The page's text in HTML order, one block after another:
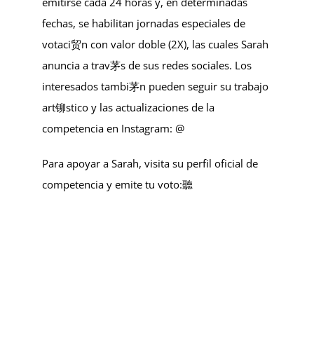
fechas, se habilitan jornadas especiales de
votaci贸n con valor doble (2X), las cuales Sarah
anuncia a trav茅s de sus redes sociales. Los
interesados tambi茅n pueden seguir su trabajo
art铆stico y las actualizaciones de la
competencia en Instagram: @
Para apoyar a Sarah, visita su perfil oficial de
competencia y emite tu voto:聽